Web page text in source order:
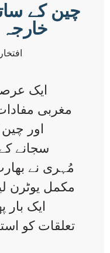
چین کے
خارجہ
ایک
مغربی
اور
سجانے
مُہری نے
مکمل یوٹرن
ایک بار
تعلقات کو